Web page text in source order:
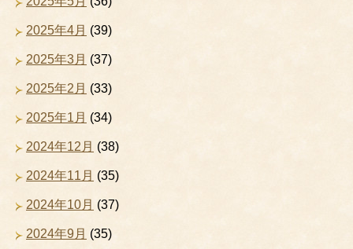
2025年4月 (39)
2025年3月 (37)
2025年2月 (33)
2025年1月 (34)
2024年12月 (38)
2024年11月 (35)
2024年10月 (37)
2024年9月 (35)